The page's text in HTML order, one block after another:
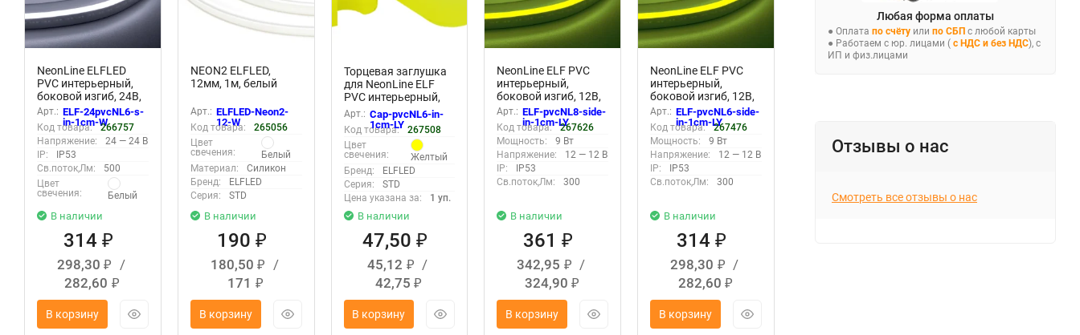
NeonLine ELFLED
PVC интерьерный,
боковой изгиб, 24В,
IP53, 6мм, 1м,
кратность реза 1см,
белый
Арт.: ELF-24pvcNL6-s-
in-1cm-W
Код товара:
266757
Напряжение:
24 — 24 В
IP:
IP53
Св.поток,Лм:
500
Цвет
свечения:
Белый
В наличии
314 ₽
298,30 ₽
/
282,60 ₽
В корзину
NEON2 ELFLED,
12мм, 1м, белый
Арт.: ELFLED-Neon2-
12-W
Код товара:
265056
Цвет
свечения:
Белый
Материал:
Силикон
Бренд:
ELFLED
Серия:
STD
В наличии
190 ₽
180,50 ₽
/
171
₽
В корзину
Торцевая заглушка
для NeonLine ELF
PVC интерьерный,
6мм, боковой изгиб,
лим.желтый, для
1см (10 шт)
Арт.: Cap-pvcNL6-in-
1cm-LY
Код товара:
267508
Цвет
свечения:
Желтый
Бренд:
ELFLED
Серия:
STD
Цена указана за:
1 уп.
В наличии
47,50 ₽
45,12 ₽
/
42,75 ₽
В корзину
NeonLine ELF PVC
интерьерный,
боковой изгиб, 12В,
IP53, 8мм, 1м,
кратность реза 1см,
лимонно-желтый
Арт.: ELF-pvcNL8-side-
in-1cm-LY
Код товара:
267626
Мощность:
9 Вт
Напряжение:
12 — 12 В
IP:
IP53
Св.поток,Лм:
300
В наличии
361₽
342,95 ₽
/
324,90 ₽
В корзину
NeonLine ELF PVC
интерьерный,
боковой изгиб, 12В,
IP53, 6мм, 1м,
кратность реза 1см,
лимонно-желтый
Арт.: ELF-pvcNL6-side-
in-1cm-LY
Код товара:
267476
Мощность:
9 Вт
Напряжение:
12 — 12 В
IP:
IP53
Св.поток,Лм:
300
В наличии
314₽
298,30 ₽
/
282,60 ₽
В корзину
Любая форма оплаты
● Оплата по счёту или по СБП с любой карты
● Работаем с юр. лицами ( с НДС и без НДС), с
ИП и физ.лицами
Отзывы о нас
Смотреть все отзывы о нас